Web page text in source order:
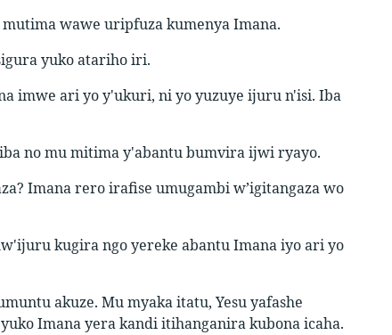
wawe uripfuza kumenya Imana.
yuko atariho iri.
imwe ari yo y'ukuri, ni yo yuzuye ijuru n'isi. Iba
no mu mitima y'abantu bumvira ijwi ryayo.
Imana rero irafise umugambi w’igitangaza wo
kugira ngo yereke abantu Imana iyo ari yo
akuze. Mu myaka itatu, Yesu yafashe
Imana yera kandi itihanganira kubona icaha.